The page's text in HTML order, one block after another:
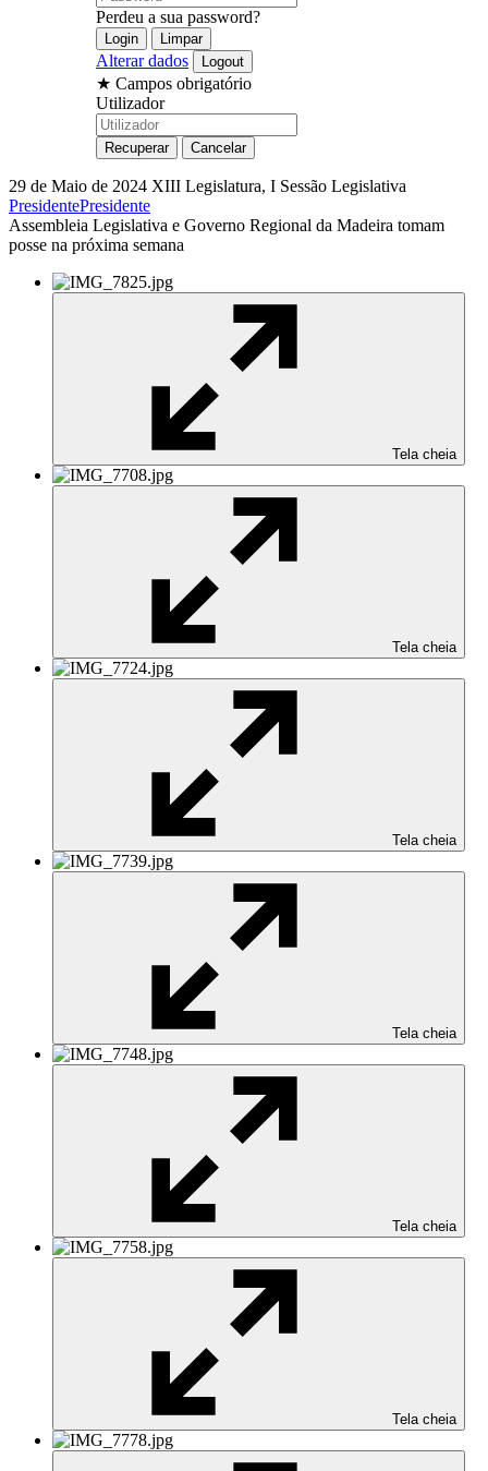
Perdeu a sua password?
Alterar dados
★ Campos obrigatório
Utilizador
29 de Maio de 2024 XIII Legislatura, I Sessão Legislativa
PresidentePresidente
Assembleia Legislativa e Governo Regional da Madeira tomam
posse na próxima semana
Tela cheia
Tela cheia
Tela cheia
Tela cheia
Tela cheia
Tela cheia